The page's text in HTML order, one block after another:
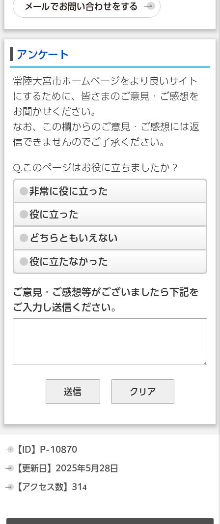
メールでお問い合わせをする
アンケート
常陸大宮市ホームページをより良いサイト
にするために、皆さまのご意見・ご感想を
お聞かせください。
なお、この欄からのご意見・ご感想には返
信できませんのでご了承ください。
Q.このページはお役に立ちましたか？
非常に役に立った
役に立った
どちらともいえない
役に立たなかった
ご意見・ご感想等がございましたら下記を
ご入力し送信ください。
【ID】 P-10870
【更新日】 2025年5月28日
【アクセス数】 314